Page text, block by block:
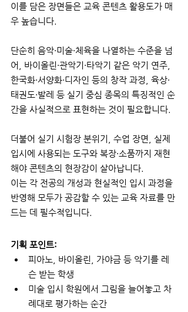
이를 담은 장면들은 교육 콘텐츠 활용도가 매
우 높습니다.
단순히 음악·미술·체육을 나열하는 수준을 넘
어, 바이올린·관악기·타악기 같은 악기 연주,
한국화·서양화·디자인 등의 창작 과정, 육상·
태권도·발레 등 실기 중심 종목의 특징적인 순
간을 사실적으로 표현하는 것이 필요합니다.
더불어 실기 시험장 분위기, 수업 장면, 실제
입시에 사용되는 도구와 복장·소품까지 재현
해야 콘텐츠의 현장감이 살아납니다.
이는 각 전공의 개성과 현실적인 입시 과정을
반영해 모두가 공감할 수 있는 교육 자료를 만
드는 데 필수적입니다.
기획 포인트:
피아노, 바이올린, 가야금 등 악기를 레
슨 받는 학생
미술 입시 학원에서 그림을 늘어놓고 차
례대로 평가하는 순간